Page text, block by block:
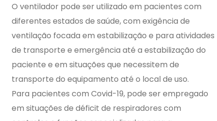
O ventilador pode ser utilizado em pacientes com
diferentes estados de saúde, com exigência de
ventilação focada em estabilização e para atividades
de transporte e emergência até a estabilização do
paciente e em situações que necessitem de
transporte do equipamento até o local de uso.
Para pacientes com Covid-19, pode ser empregado
em situações de déficit de respiradores com